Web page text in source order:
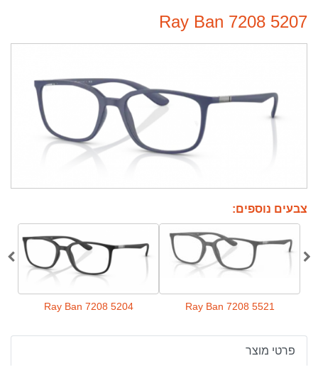
Ray Ban 7208 5207
צבעים נוספים:
Ray Ban 7208 5521
Ray Ban 7208 5204
פרטי מוצר